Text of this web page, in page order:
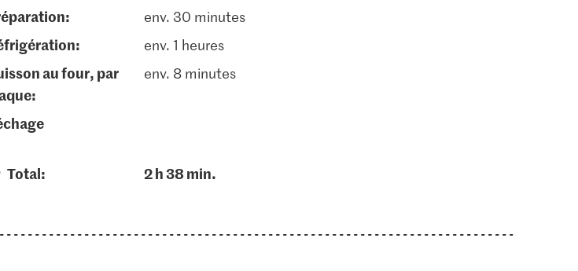
env. 30 minutes
env. 1 heures
env. 8 minutes
Total: 2 h 38 min.